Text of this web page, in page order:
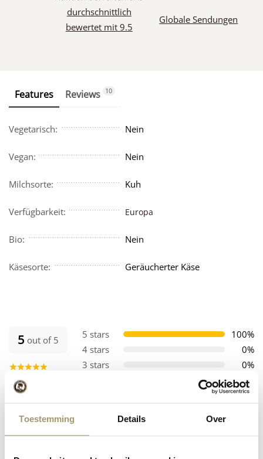
Toestemming Details Over
durchschnittlich
bewertet mit 9.5
Globale Sendungen
Features Reviews 10
Vegetarisch: Nein
Vegan: Nein
Milchsorte: Kuh
Verfügbarkeit: Europa
Bio: Nein
Käsesorte: Geräucherter Käse
5 out of 5
...Reviews: 10
(10)
5 stars
100%
4 stars
0%
3 stars
0%
0%
0%